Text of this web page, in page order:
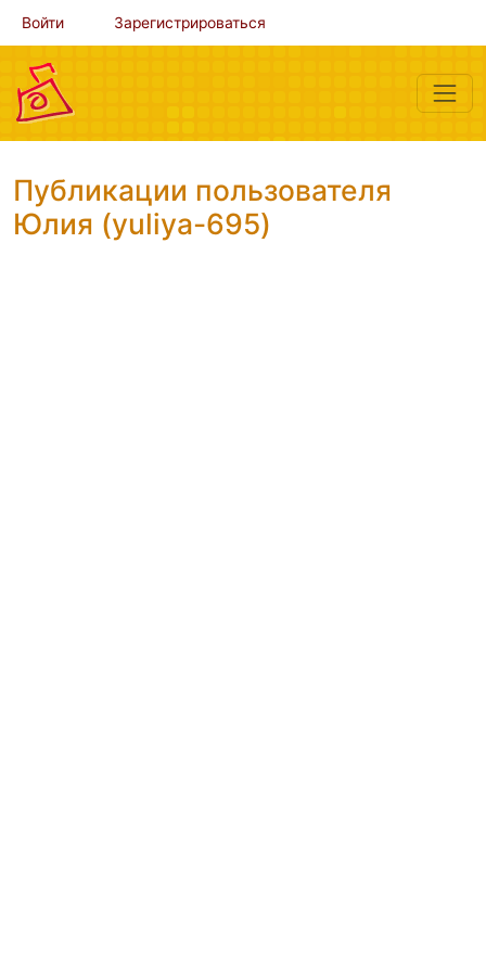
Войти Зарегистрироваться
Публикации пользователя
Юлия (yuliya-695)